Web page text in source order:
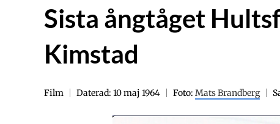
Sista ångtåget
Kimstad
Film Daterad: 10 maj 1964 Foto: Mats Brandberg